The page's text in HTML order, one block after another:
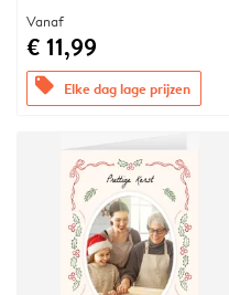
Vanaf
€ 11,99
offers Elke dag lage prijzen